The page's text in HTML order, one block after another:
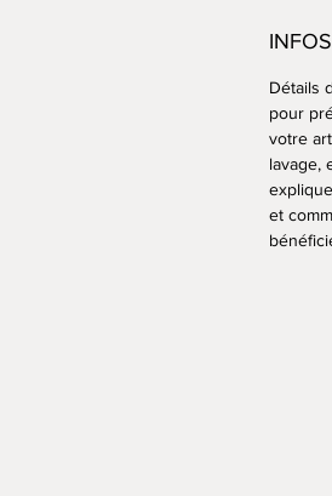
Détails
pour
votre
lavage,
et